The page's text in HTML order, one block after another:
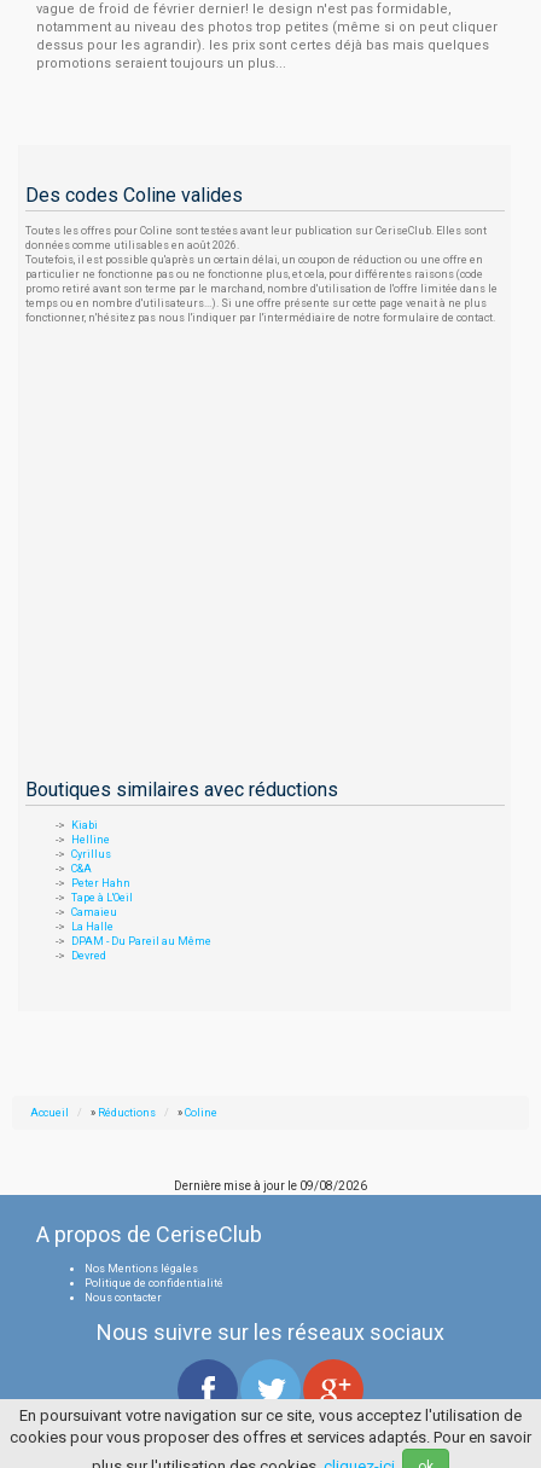
vague de froid de février dernier! le design n'est pas formidable,
notamment au niveau des photos trop petites (même si on peut cliquer
dessus pour les agrandir). les prix sont certes déjà bas mais quelques
promotions seraient toujours un plus...
Des codes Coline valides
Toutes les offres pour Coline sont testées avant leur publication sur CeriseClub. Elles sont
données comme utilisables en août 2026.
Toutefois, il est possible qu'après un certain délai, un coupon de réduction ou une offre en
particulier ne fonctionne pas ou ne fonctionne plus, et cela, pour différentes raisons (code
promo retiré avant son terme par le marchand, nombre d'utilisation de l'offre limitée dans le
temps ou en nombre d'utilisateurs...). Si une offre présente sur cette page venait à ne plus
fonctionner, n'hésitez pas nous l'indiquer par l'intermédiaire de notre formulaire de contact.
Boutiques similaires avec réductions
Kiabi
Helline
Cyrillus
C&A
Peter Hahn
Tape à L'Oeil
Camaieu
La Halle
DPAM - Du Pareil au Même
Devred
Accueil » Réductions » Coline
Dernière mise à jour le 09/08/2026
A propos de CeriseClub
Nos Mentions légales
Politique de confidentialité
Nous contacter
Nous suivre sur les réseaux sociaux
Tous droits réservés
La Cerise Bleue 2006 / 2026
En poursuivant votre navigation sur ce site, vous acceptez l'utilisation de
cookies pour vous proposer des offres et services adaptés. Pour en savoir